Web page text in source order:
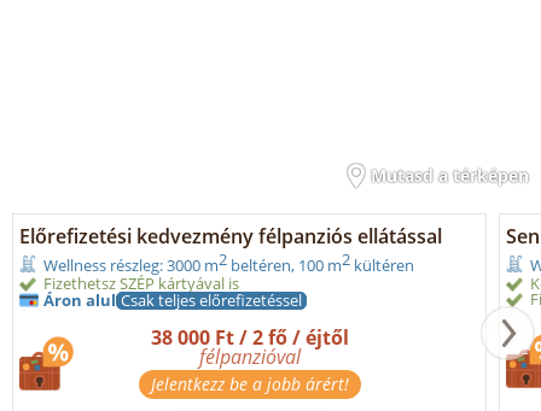
Mutasd a térképen
Előrefizetési kedvezmény félpanziós ellátással
Wellness részleg: 3000 m2 beltéren, 100 m2 kültéren
Fizethetsz SZÉP kártyával is
Áron alul Csak teljes előrefizetéssel
38 000 Ft / 2 fő / éjtől
félpanzióval
Jelentkezz be a jobb árért!